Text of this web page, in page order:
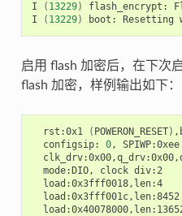
I
( 13229) flash_encrypt:
I
( 13229) boot: Resetting
启用 flash 加密后，在下次
flash 加密，样例输出如下：
rst:0x1 ( POWERON_RESET)
configsip:
0, SPIWP:0xee
mode:DIO, clock
div:2
load:0x3fff0018,len:4
load:0x3fff001c,len:8452